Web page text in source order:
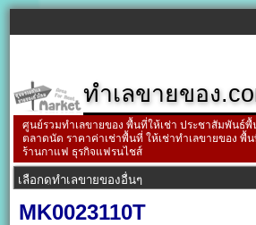
ทำเลขายของ
ศูนย์รวมทำเลขายของ พื้นที่ให้เช่า ประชาสัมพันธ์
ตลาดนัด ราคาค่าเช่าพื้นที่ ให้เช่าทำเลขายของ พื้
ร้านกาแฟ ธุรกิจแฟรนไชส์
MK0023110T